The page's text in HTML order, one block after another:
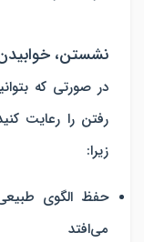
نشستن،
در صورتی که
رفتن را رعایت
زیرا:
حفظ الگوی
می‌افتد